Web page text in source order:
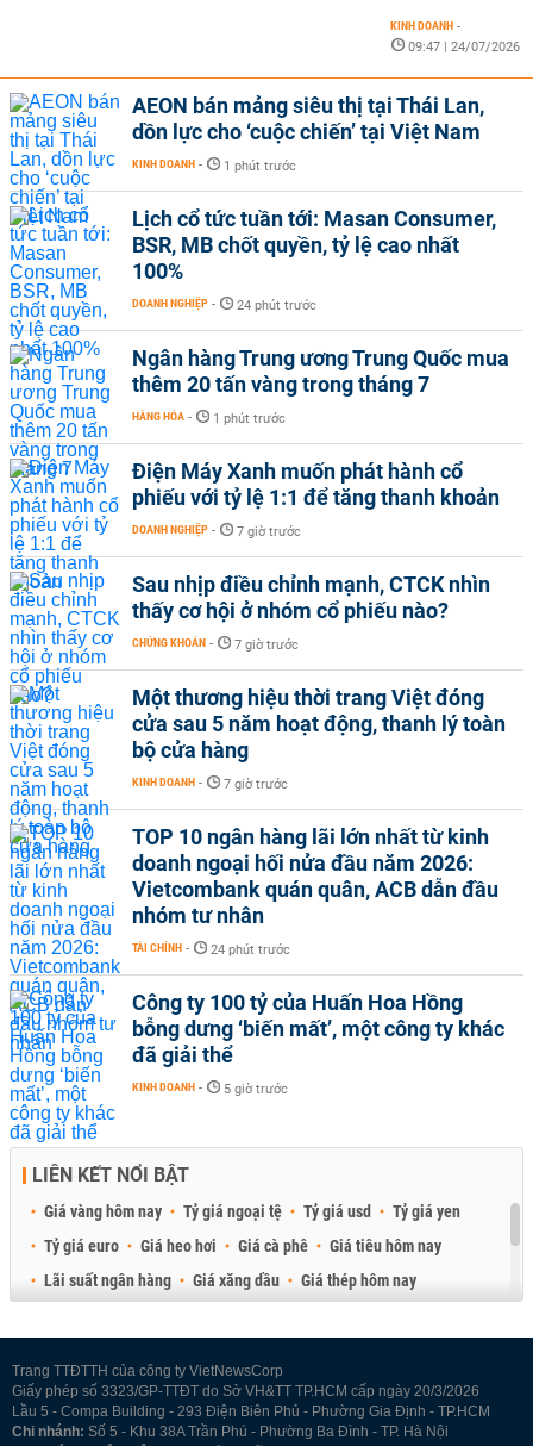
KINH DOANH -
09:47 | 24/07/2026
AEON bán mảng siêu thị tại Thái Lan,
dồn lực cho ‘cuộc chiến’ tại Việt Nam
KINH DOANH - 1 phút trước
Lịch cổ tức tuần tới: Masan Consumer,
BSR, MB chốt quyền, tỷ lệ cao nhất
100%
DOANH NGHIỆP - 24 phút trước
Ngân hàng Trung ương Trung Quốc mua
thêm 20 tấn vàng trong tháng 7
HÀNG HÓA - 1 phút trước
Điện Máy Xanh muốn phát hành cổ
phiếu với tỷ lệ 1:1 để tăng thanh khoản
DOANH NGHIỆP - 7 giờ trước
Sau nhịp điều chỉnh mạnh, CTCK nhìn
thấy cơ hội ở nhóm cổ phiếu nào?
CHỨNG KHOÁN - 7 giờ trước
Một thương hiệu thời trang Việt đóng
cửa sau 5 năm hoạt động, thanh lý toàn
bộ cửa hàng
KINH DOANH - 7 giờ trước
TOP 10 ngân hàng lãi lớn nhất từ kinh
doanh ngoại hối nửa đầu năm 2026:
Vietcombank quán quân, ACB dẫn đầu
nhóm tư nhân
TÀI CHÍNH - 24 phút trước
Công ty 100 tỷ của Huấn Hoa Hồng
bỗng dưng ‘biến mất’, một công ty khác
đã giải thể
KINH DOANH - 5 giờ trước
LIÊN KẾT NỔI BẬT
Giá vàng hôm nay Tỷ giá ngoại tệ Tỷ giá usd
Tỷ giá yen
Tỷ giá euro
Giá heo hơi Giá cà phê
Giá tiêu hôm nay
Lãi suất ngân hàng
Giá xăng dầu
Giá thép hôm nay
Trang TTĐTTH của công ty VietNewsCorp
Giấy phép số 3323/GP-TTĐT do Sở VH&TT TP.HCM cấp ngày 20/3/2026
Lầu 5 - Compa Building - 293 Điện Biên Phủ - Phường Gia Định - TP.HCM
Chi nhánh: Số 5 - Khu 38A Trần Phú - Phường Ba Đình - TP. Hà Nội